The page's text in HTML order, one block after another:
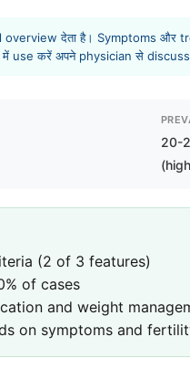
overview देता है। Symptoms
use करें अपने physician से
20-
(2 of 3 features)
of cases
and weight
on symptoms and